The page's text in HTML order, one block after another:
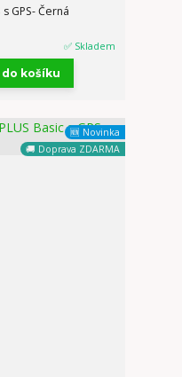
GPS- Černá
✅ Skladem
košíku
🆕 Novinka
🚚 Doprava ZDARMA